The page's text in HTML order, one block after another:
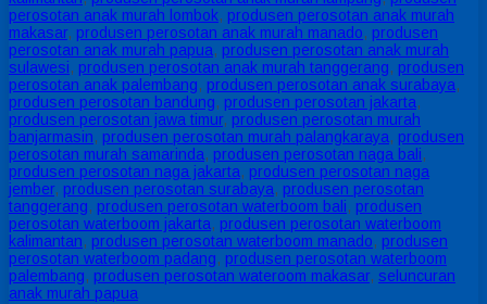
perosotan anak murah lombok, produsen perosotan anak murah
makasar, produsen perosotan anak murah manado, produsen
perosotan anak murah papua, produsen perosotan anak murah
sulawesi, produsen perosotan anak murah tanggerang, produsen
perosotan anak palembang, produsen perosotan anak surabaya,
produsen perosotan bandung, produsen perosotan jakarta,
produsen perosotan jawa timur, produsen perosotan murah
banjarmasin, produsen perosotan murah palangkaraya, produsen
perosotan murah samarinda, produsen perosotan naga bali,
produsen perosotan naga jakarta, produsen perosotan naga
jember, produsen perosotan surabaya, produsen perosotan
tanggerang, produsen perosotan waterboom bali, produsen
perosotan waterboom jakarta, produsen perosotan waterboom
kalimantan, produsen perosotan waterboom manado, produsen
perosotan waterboom padang, produsen perosotan waterboom
palembang, produsen perosotan wateroom makasar, seluncuran
anak murah papua